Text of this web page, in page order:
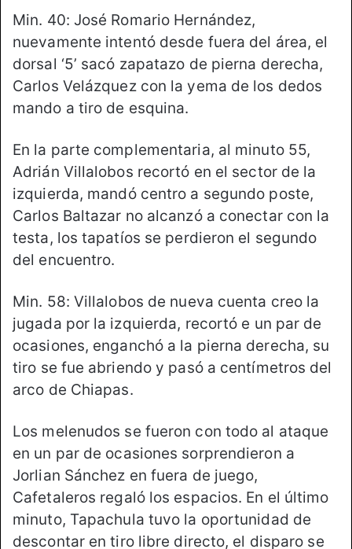
Min. 40: José Romario Hernández,
nuevamente intentó desde fuera del área, el
dorsal ‘5’ sacó zapatazo de pierna derecha,
Carlos Velázquez con la yema de los dedos
mando a tiro de esquina.
En la parte complementaria, al minuto 55,
Adrián Villalobos recortó en el sector de la
izquierda, mandó centro a segundo poste,
Carlos Baltazar no alcanzó a conectar con la
testa, los tapatíos se perdieron el segundo
del encuentro.
Min. 58: Villalobos de nueva cuenta creo la
jugada por la izquierda, recortó e un par de
ocasiones, enganchó a la pierna derecha, su
tiro se fue abriendo y pasó a centímetros del
arco de Chiapas.
Los melenudos se fueron con todo al ataque
en un par de ocasiones sorprendieron a
Jorlian Sánchez en fuera de juego,
Cafetaleros regaló los espacios. En el último
minuto, Tapachula tuvo la oportunidad de
descontar en tiro libre directo, el disparo se